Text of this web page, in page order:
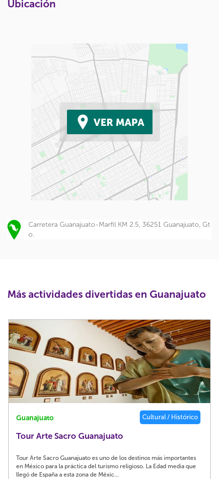
Ubicación
Carretera Guanajuato-Marfil KM 2.5, 36251 Guanajuato, Gt
o.
Más actividades divertidas en Guanajuato
Guanajuato Cultural / Histórico
Tour Arte Sacro Guanajuato
Tour Arte Sacro Guanajuato es uno de los destinos más importantes
en México para la práctica del turismo religioso. La Edad media que
llegó de España a esta zona de Méxic...